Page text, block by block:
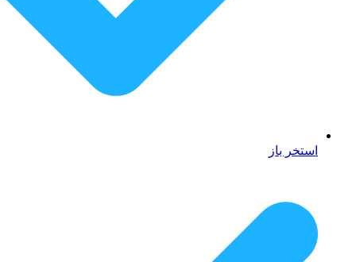
استخر باز